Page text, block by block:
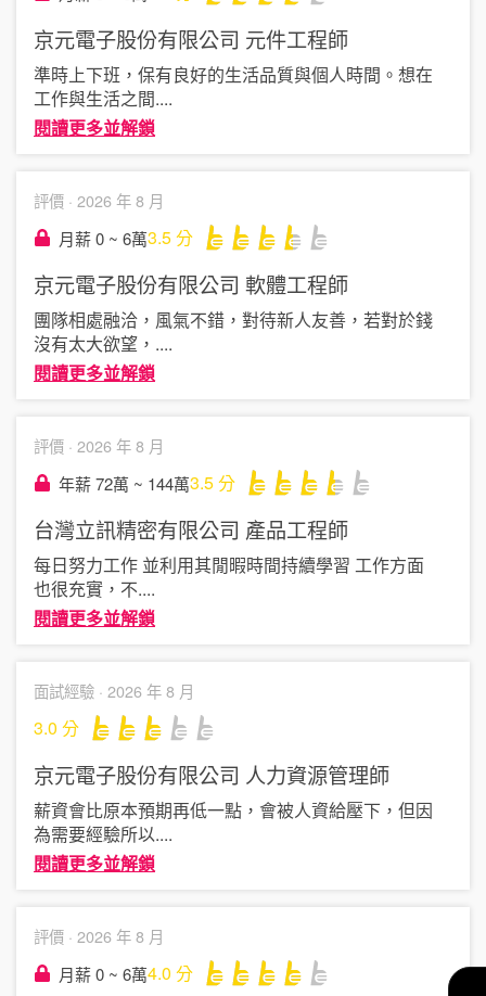
京元電子股份有限公司 元件工程師
準時上下班，保有良好的生活品質與個人時間。想在
工作與生活之間....
閱讀更多並解鎖
評價 · 2026 年 8 月
月薪 0 ~ 6萬3.5分
京元電子股份有限公司 軟體工程師
團隊相處融洽，風氣不錯，對待新人友善，若對於錢
沒有太大欲望， ....
閱讀更多並解鎖
評價 · 2026 年 8 月
年薪 72萬 ~ 144萬3.5分
台灣立訊精密有限公司 產品工程師
每日努力工作 並利用其閒暇時間持續學習 工作方面
也很充實，不....
閱讀更多並解鎖
面試經驗 · 2026 年 8 月
3.0 分
京元電子股份有限公司 人力資源管理師
薪資會比原本預期再低一點，會被人資給壓下，但因
為需要經驗所以....
閱讀更多並解鎖
評價 · 2026 年 8 月
月薪 0 ~ 6萬4.0 分